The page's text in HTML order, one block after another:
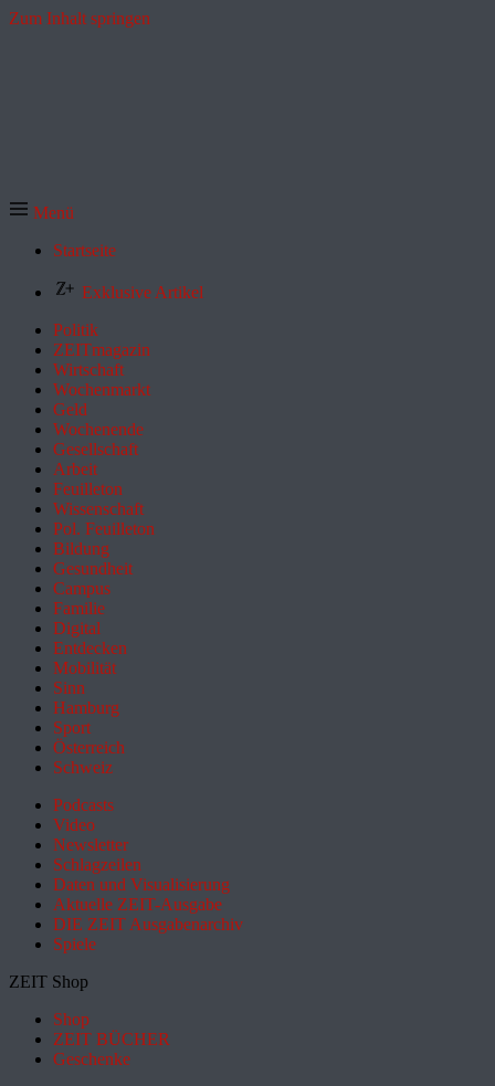
Zum Inhalt springen
Menü
Startseite
Exklusive Artikel
Politik
ZEITmagazin
Wirtschaft
Wochenmarkt
Geld
Wochenende
Gesellschaft
Arbeit
Feuilleton
Wissenschaft
Pol. Feuilleton
Bildung
Gesundheit
Campus
Familie
Digital
Entdecken
Mobilität
Sinn
Hamburg
Sport
Österreich
Schweiz
Podcasts
Video
Newsletter
Schlagzeilen
Daten und Visualisierung
Aktuelle ZEIT-Ausgabe
DIE ZEIT Ausgabenarchiv
Spiele
ZEIT Shop
Shop
ZEIT BÜCHER
Geschenke